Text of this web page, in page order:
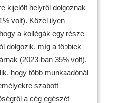
kijelölt helyről dolgoznak
volt). Közel ilyen
a kollégák egy része
dolgozik, míg a többiek
(2023-ban 35% volt).
hogy több munkaadónál
szabott
a cég egészét